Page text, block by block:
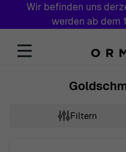
Wir befinden uns
werden ab dem
Skip to product list
Filtern